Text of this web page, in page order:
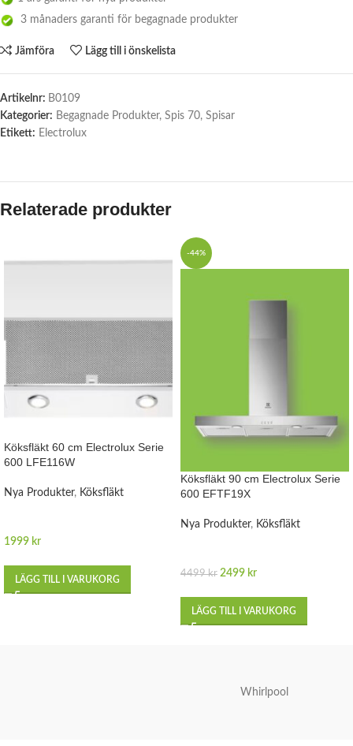
3 månaders garanti för begagnade produkter
Jämföra Lägg till i önskelista
Artikelnr: B0109
Kategorier: Begagnade Produkter, Spis 70, Spisar
Etikett: Electrolux
Relaterade produkter
Köksfläkt 60 cm Electrolux Serie
600 LFE116W
Nya Produkter, Köksfläkt
1999 kr
LÄGG TILL I VARUKORG
-44%
Köksfläkt 90 cm Electrolux Serie
600 EFTF19X
Nya Produkter, Köksfläkt
4499kr 2499 kr
LÄGG TILL I VARUKORG
Whirlpool